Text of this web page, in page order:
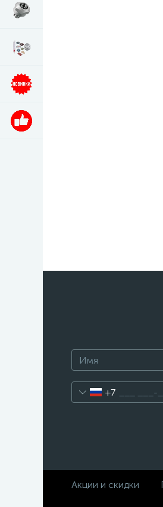
+7
Акции и скидки